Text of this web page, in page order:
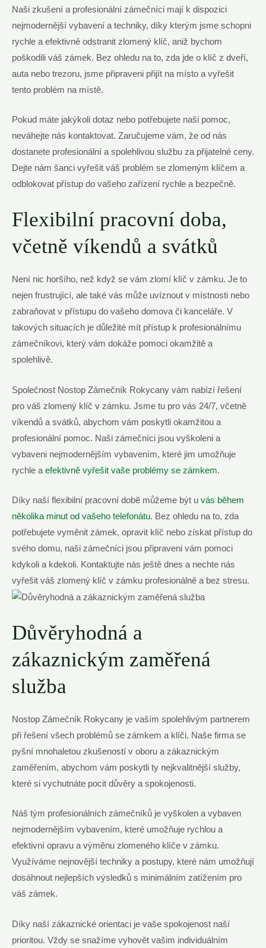
Naši zkušení a profesionální zámečníci mají k dispozici
nejmodernější vybavení a techniky, díky kterým jsme schopni
rychle a efektivně odstranit zlomený klíč, aniž bychom
poškodili váš zámek. Bez ohledu na to, zda jde o klíč z dveří,
auta nebo trezoru, jsme připraveni přijít na místo a vyřešit
tento problém na místě.
Pokud máte jakýkoli dotaz nebo potřebujete naši pomoc,
neváhejte nás kontaktovat. Zaručujeme vám, že od nás
dostanete profesionální a spolehlivou službu za přijatelné ceny.
Dejte nám šanci vyřešit váš problém se zlomeným klíčem a
odblokovat přístup do vašeho zařízení rychle a bezpečně.
Flexibilní pracovní doba,
včetně víkendů a svátků
Není nic horšího, než když se vám zlomí klíč v zámku. Je to
nejen frustrující, ale také vás může uvíznout v místnosti nebo
zabraňovat v přístupu do vašeho domova či kanceláře. V
takových situacích je důležité mít přístup k profesionálnímu
zámečníkovi, který vám dokáže pomoci okamžitě a
spolehlivě.
Společnost Nostop Zámečník Rokycany vám nabízí řešení
pro váš zlomený klíč v zámku. Jsme tu pro vás 24/7, včetně
víkendů a svátků, abychom vám poskytli okamžitou a
profesionální pomoc. Naši zámečníci jsou vyškoleni a
vybaveni nejmodernějším vybavením, které jim umožňuje
rychle a efektivně vyřešit vaše problémy se zámkem.
Díky naší flexibilní pracovní době můžeme být u vás během
několika minut od vašeho telefonátu. Bez ohledu na to, zda
potřebujete vyměnit zámek, opravit klíč nebo získat přístup do
svého domu, naši zámečníci jsou připraveni vám pomoci
kdykoli a kdekoli. Kontaktujte nás ještě dnes a nechte nás
vyřešit váš zlomený klíč v zámku profesionálně a bez stresu.
Důvěryhodná a
zákaznickým zaměřená
služba
Nostop Zámečník Rokycany je vaším spolehlivým partnerem
při řešení všech problémů se zámkem a klíči. Naše firma se
pyšní mnohaletou zkušeností v oboru a zákaznickým
zaměřením, abychom vám poskytli ty nejkvalitnější služby,
které si vychutnáte pocit důvěry a spokojenosti.
Náš tým profesionálních zámečníků je vyškolen a vybaven
nejmodernějším vybavením, které umožňuje rychlou a
efektivní opravu a výměnu zlomeného klíče v zámku.
Využíváme nejnovější techniky a postupy, které nám umožňují
dosáhnout nejlepších výsledků s minimálním zatížením pro
váš zámek.
Díky naší zákaznické orientaci je vaše spokojenost naší
prioritou. Vždy se snažíme vyhovět vašim individuálním